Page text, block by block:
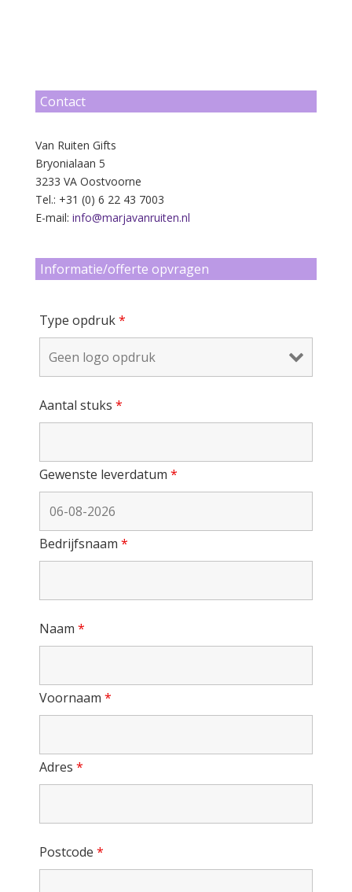
Contact
Van Ruiten Gifts
Bryonialaan 5
3233 VA Oostvoorne
Tel.: +31 (0) 6 22 43 7003
E-mail: info@marjavanruiten.nl
Informatie/offerte opvragen
Type opdruk*
Aantal stuks *
Gewenste leverdatum *
Bedrijfsnaam *
Naam *
Voornaam *
Adres *
Postcode *